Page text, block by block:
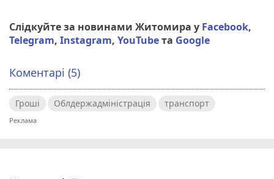
Слідкуйте за новинами Житомира у Facebook,
Telegram, Instagram, YouTubeта Google
Коментарі (5)
Гроші Облдержадміністрація транспорт